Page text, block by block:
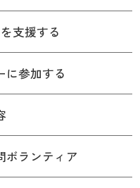
支援する
に参加する
ボランティア